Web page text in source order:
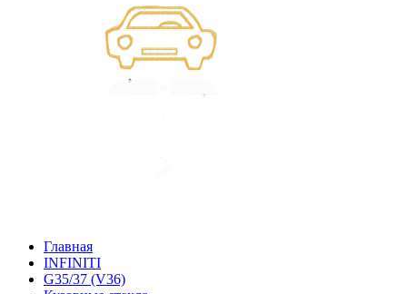
Главная
INFINITI
G35/37 (V36)